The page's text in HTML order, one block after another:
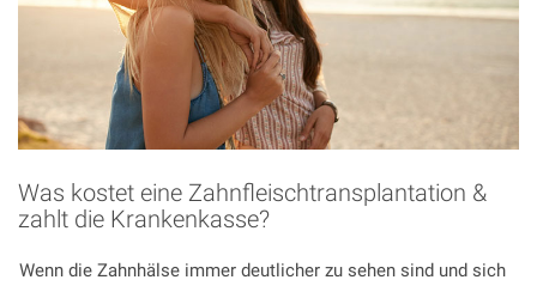
Was kostet eine Zahnfleischtransplantation &
zahlt die Krankenkasse?
Wenn die Zahnhälse immer deutlicher zu sehen sind und sich